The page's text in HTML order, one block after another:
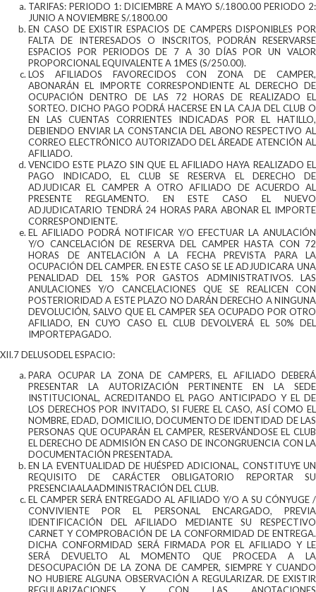
TARIFAS: PERIODO 1: DICIEMBRE A MAYO S/.1800.00 PERIODO 2:
JUNIO A NOVIEMBRE S/.1800.00
EN CASO DE EXISTIR ESPACIOS DE CAMPERS DISPONIBLES POR
FALTA DE INTERESADOS O INSCRITOS, PODRÁN RESERVARSE
ESPACIOS POR PERIODOS DE 7 A 30 DÍAS POR UN VALOR
PROPORCIONAL EQUIVALENTE A 1MES (S/250.00).
LOS AFILIADOS FAVORECIDOS CON ZONA DE CAMPER,
ABONARÁN EL IMPORTE CORRESPONDIENTE AL DERECHO DE
OCUPACIÓN DENTRO DE LAS 72 HORAS DE REALIZADO EL
SORTEO. DICHO PAGO PODRÁ HACERSE EN LA CAJA DEL CLUB O
EN LAS CUENTAS CORRIENTES INDICADAS POR EL HATILLO,
DEBIENDO ENVIAR LA CONSTANCIA DEL ABONO RESPECTIVO AL
CORREO ELECTRÓNICO AUTORIZADO DEL ÁREADE ATENCIÓN AL
AFILIADO.
VENCIDO ESTE PLAZO SIN QUE EL AFILIADO HAYA REALIZADO EL
PAGO INDICADO, EL CLUB SE RESERVA EL DERECHO DE
ADJUDICAR EL CAMPER A OTRO AFILIADO DE ACUERDO AL
PRESENTE REGLAMENTO. EN ESTE CASO EL NUEVO
ADJUDICATARIO TENDRÁ 24 HORAS PARA ABONAR EL IMPORTE
CORRESPONDIENTE.
EL AFILIADO PODRÁ NOTIFICAR Y/O EFECTUAR LA ANULACIÓN
Y/O CANCELACIÓN DE RESERVA DEL CAMPER HASTA CON 72
HORAS DE ANTELACIÓN A LA FECHA PREVISTA PARA LA
OCUPACIÓN DEL CAMPER. EN ESTE CASO SE LE ADJUDICARA UNA
PENALIDAD DEL 15% POR GASTOS ADMINISTRATIVOS. LAS
ANULACIONES Y/O CANCELACIONES QUE SE REALICEN CON
POSTERIORIDAD A ESTE PLAZO NO DARÁN DERECHO A NINGUNA
DEVOLUCIÓN, SALVO QUE EL CAMPER SEA OCUPADO POR OTRO
AFILIADO, EN CUYO CASO EL CLUB DEVOLVERÁ EL 50% DEL
IMPORTEPAGADO.
XII.7 DELUSODEL ESPACIO:
PARA OCUPAR LA ZONA DE CAMPERS, EL AFILIADO DEBERÁ
PRESENTAR LA AUTORIZACIÓN PERTINENTE EN LA SEDE
INSTITUCIONAL, ACREDITANDO EL PAGO ANTICIPADO Y EL DE
LOS DERECHOS POR INVITADO, SI FUERE EL CASO, ASÍ COMO EL
NOMBRE, EDAD, DOMICILIO, DOCUMENTO DE IDENTIDAD DE LAS
PERSONAS QUE OCUPARÁN EL CAMPER, RESERVÁNDOSE EL CLUB
EL DERECHO DE ADMISIÓN EN CASO DE INCONGRUENCIA CON LA
DOCUMENTACIÓN PRESENTADA.
EN LA EVENTUALIDAD DE HUÉSPED ADICIONAL, CONSTITUYE UN
REQUISITO DE CARÁCTER OBLIGATORIO REPORTAR SU
PRESENCIAALAADMINISTRACIÓN DEL CLUB.
EL CAMPER SERÁ ENTREGADO AL AFILIADO Y/O A SU CÓNYUGE /
CONVIVIENTE POR EL PERSONAL ENCARGADO, PREVIA
IDENTIFICACIÓN DEL AFILIADO MEDIANTE SU RESPECTIVO
CARNET Y COMPROBACIÓN DE LA CONFORMIDAD DE ENTREGA.
DICHA CONFORMIDAD SERÁ FIRMADA POR EL AFILIADO Y LE
SERÁ DEVUELTO AL MOMENTO QUE PROCEDA A LA
DESOCUPACIÓN DE LA ZONA DE CAMPER, SIEMPRE Y CUANDO
NO HUBIERE ALGUNA OBSERVACIÓN A REGULARIZAR. DE EXISTIR